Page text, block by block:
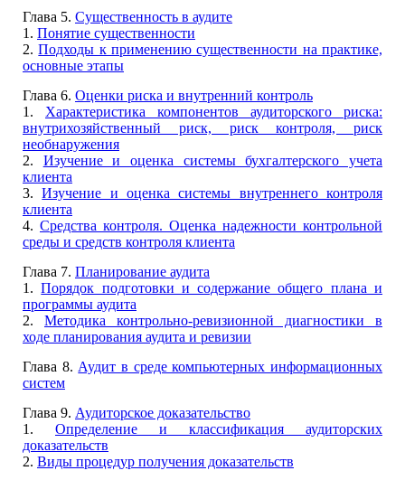
Глава 5. Существенность в аудите
1. Понятие существенности
2.Подходы к применению существенности на практике,
основные этапы
Глава 6. Оценки риска и внутренний контроль
1. Характеристика компонентов аудиторского риска:
внутрихозяйственный риск, риск контроля, риск
необнаружения
2. Изучение и оценка системы бухгалтерского учета
клиента
3.Изучение и оценка системы внутреннего контроля
клиента
4. Средства контроля. Оценка надежности контрольной
среды и средств контроля клиента
Глава 7. Планирование аудита
1.Порядок подготовки и содержание общего плана и
программы аудита
2. Методика контрольно-ревизионной диагностики в
ходе планирования аудита и ревизии
Глава 8. Аудит в среде компьютерных информационных
систем
Глава 9. Аудиторское доказательство
1. Определение и классификация аудиторских
доказательств
2. Виды процедур получения доказательств